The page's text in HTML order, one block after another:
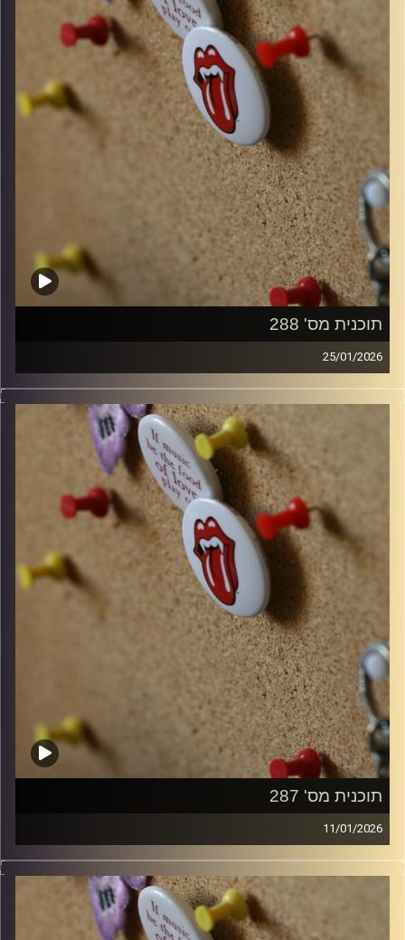
תוכנית מס' 288
25/01/2026
קלאסיקות רוק עם אורן הוף.
włodi
תוכנית מס' 287
11/01/2026
סינגלים חדשים ישראלים ו10 שנים למותו של דיוויד בואי
włodi